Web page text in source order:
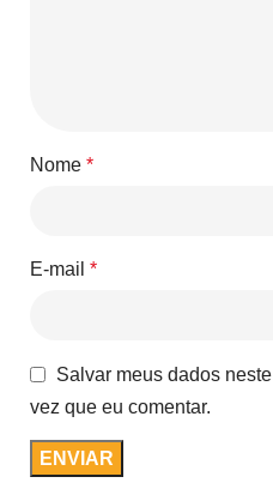
Nome *
E-mail *
Salvar meus dados
vez que eu comentar.